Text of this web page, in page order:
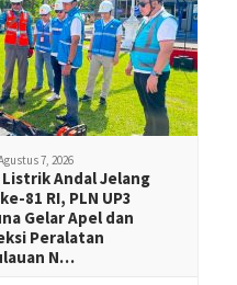
7, 2026
Listrik Andal Jelang
81 RI, PLN UP3
Gelar Apel dan
Peralatan
N…